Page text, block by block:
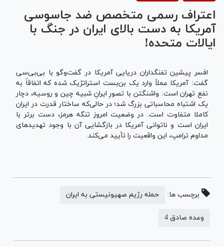
Video
اعتراف رسمی متخصص ضد جاسوسی
آمریکا به دست بالای ایران در جنگ با
ایالات متحده!
افسر پیشین تفنگداران دریایی آمریکا در گفت‌وگو با بی‌بی‌سی
گفت: آمریکا عملاً وارد یک بن‌بست استراتژیک شده که اتفاقاً به
نفع تهران است. واشنگتن با تصورِ ایرانِ شبیه چین و روسیه، دچار
یک اشتباه محاسباتی بزرگ شد؛ در حالی‌که ساختار قدرت در ایران
کاملا متفاوت است. در وضعیت امروز تنگه هرمز، دست برتر با
ایران است و ناتوانی آمریکا در بازگشایی آن با وجود تهدیدهای
مداوم ترامپ، این واقعیت را تأیید می‌کند.
برچسب ها: حمله رژیم صهیونیستی به ایران
وعده صادق 4